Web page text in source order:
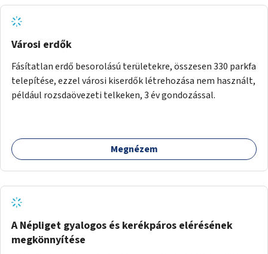
Városi erdők
Fásítatlan erdő besorolású területekre, összesen 330 parkfa
telepítése, ezzel városi kiserdők létrehozása nem használt,
például rozsdaövezeti telkeken, 3 év gondozással.
Megnézem
A Népliget gyalogos és kerékpáros elérésének
megkönnyítése